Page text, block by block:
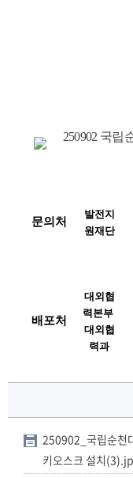
문의처
발전지
원재단
배포처
대외협
력본부
대외협
력과
250902_국립순천
키오스크 설치